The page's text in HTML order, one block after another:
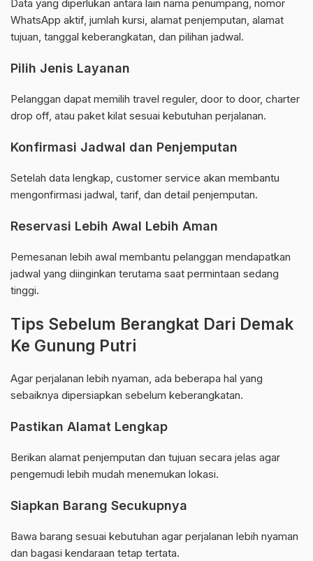
Data yang diperlukan antara lain nama penumpang, nomor
WhatsApp aktif, jumlah kursi, alamat penjemputan, alamat
tujuan, tanggal keberangkatan, dan pilihan jadwal.
Pilih Jenis Layanan
Pelanggan dapat memilih travel reguler, door to door, charter
drop off, atau paket kilat sesuai kebutuhan perjalanan.
Konfirmasi Jadwal dan Penjemputan
Setelah data lengkap, customer service akan membantu
mengonfirmasi jadwal, tarif, dan detail penjemputan.
Reservasi Lebih Awal Lebih Aman
Pemesanan lebih awal membantu pelanggan mendapatkan
jadwal yang diinginkan terutama saat permintaan sedang
tinggi.
Tips Sebelum Berangkat Dari Demak
Ke Gunung Putri
Agar perjalanan lebih nyaman, ada beberapa hal yang
sebaiknya dipersiapkan sebelum keberangkatan.
Pastikan Alamat Lengkap
Berikan alamat penjemputan dan tujuan secara jelas agar
pengemudi lebih mudah menemukan lokasi.
Siapkan Barang Secukupnya
Bawa barang sesuai kebutuhan agar perjalanan lebih nyaman
dan bagasi kendaraan tetap tertata.